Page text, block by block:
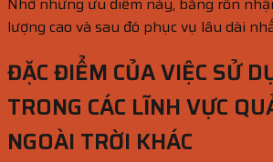
lượng cao và sau đó phục vụ lâu dài
ĐẶC ĐIỂM CỦA VIỆC SỬ
TRONG CÁC LĨNH VỰC
NGOÀI TRỜI KHÁC